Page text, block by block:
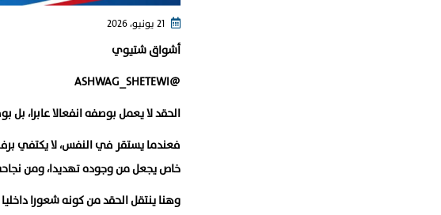
أشواق شتيوي
‏@ASHWAG_SHETEWI
الحقد لا يعمل بوصفه انفعالا عابرا،
فعندما يستقر في النفس، لا يكتفي
خاص يجعل من وجوده تهديدا، ومن
وهنا ينتقل الحقد من كونه شعورا